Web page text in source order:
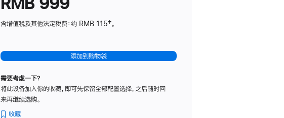
RMB 999
含增值税及其他法定税费：约 RMB 115‡。
添加到购物袋
需要考虑一下？
将此设备加入你的收藏，即可先保留全部配置选择，之后随时回
来再继续选购。
收藏